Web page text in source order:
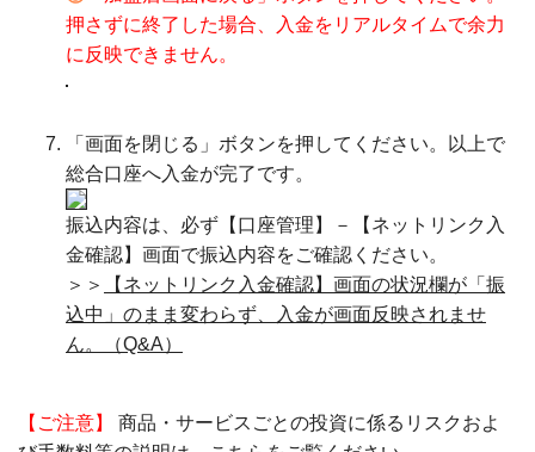
押さずに終了した場合、入金をリアルタイムで余力
に反映できません。
「画面を閉じる」ボタンを押してください。以上で
総合口座へ入金が完了です。
振込内容は、必ず【口座管理】－【ネットリンク入
金確認】画面で振込内容をご確認ください。
＞＞
【ネットリンク入金確認】画面の状況欄が「振
込中」のまま変わらず、入金が画面反映されませ
ん。（Q&A）
【ご注意】
商品・サービスごとの投資に係るリスクおよ